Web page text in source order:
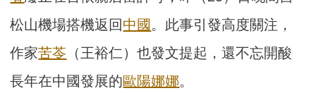
松山機場搭機返回中國 。此事引發高度關注，
作家苦苓 （王裕仁）也發文提起，還不忘開酸
長年在中國發展的歐陽娜娜。